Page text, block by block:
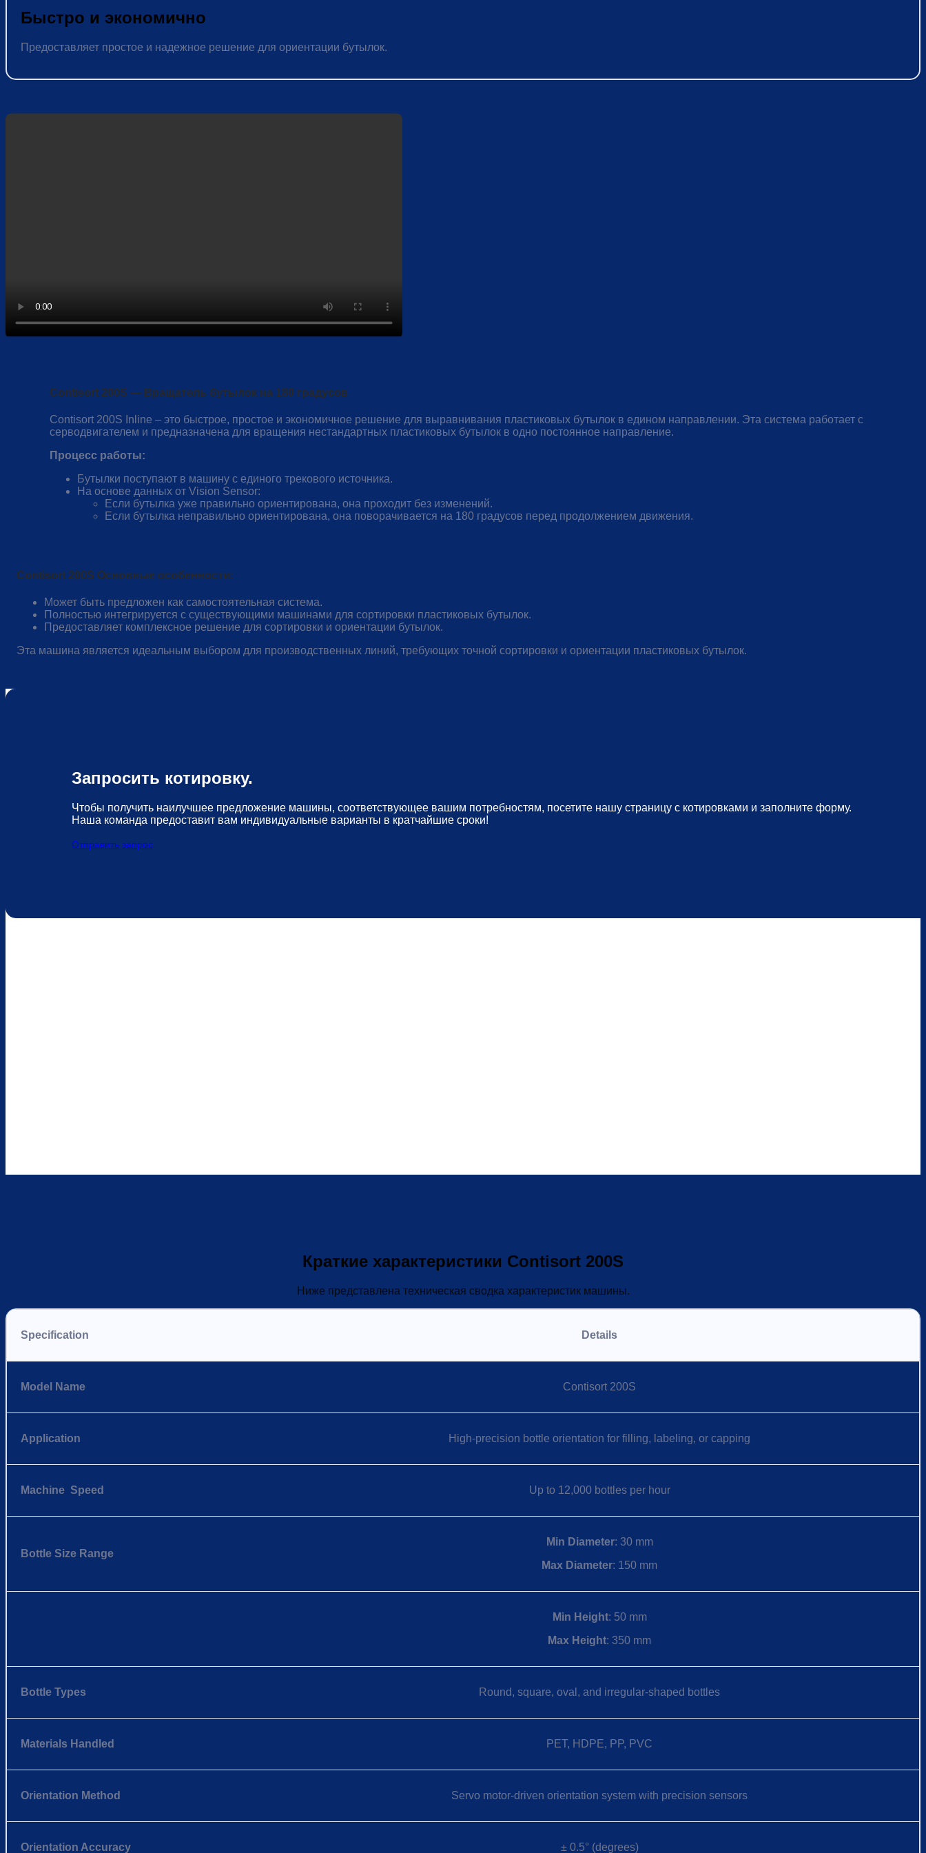
Быстро и экономично
Предоставляет простое и надежное решение для ориентации бутылок.
Contisort 200S — Вращатель бутылок на 180 градусов
Contisort 200S Inline – это быстрое, простое и экономичное решение для выравнивания пластиковых бутылок в едином направлении. Эта система работает с
серводвигателем и предназначена для вращения нестандартных пластиковых бутылок в одно постоянное направление.
Процесс работы:
Бутылки поступают в машину с единого трекового источника.
На основе данных от Vision Sensor:
Если бутылка уже правильно ориентирована, она проходит без изменений.
Если бутылка неправильно ориентирована, она поворачивается на 180 градусов перед продолжением движения.
Contisort 200S Основные особенности:
Может быть предложен как самостоятельная система.
Полностью интегрируется с существующими машинами для сортировки пластиковых бутылок.
Предоставляет комплексное решение для сортировки и ориентации бутылок.
Эта машина является идеальным выбором для производственных линий, требующих точной сортировки и ориентации пластиковых бутылок.
Запросить котировку.
Чтобы получить наилучшее предложение машины, соответствующее вашим потребностям, посетите нашу страницу с котировками и заполните форму.
Наша команда предоставит вам индивидуальные варианты в кратчайшие сроки!
Отправить запрос
Краткие характеристики Contisort 200S
Ниже представлена техническая сводка характеристик машины.
Specification Details
Model Name Contisort 200S
Application High-precision bottle orientation for filling, labeling, or capping
Machine Speed Up to 12,000 bottles per hour
Bottle Size Range
Min Diameter: 30 mm
Max Diameter: 150 mm
Min Height: 50 mm
Max Height: 350 mm
Bottle Types Round, square, oval, and irregular-shaped bottles
Materials Handled PET, HDPE, PP, PVC
Orientation Method Servo motor-driven orientation system with precision sensors
Orientation Accuracy ± 0.5° (degrees)